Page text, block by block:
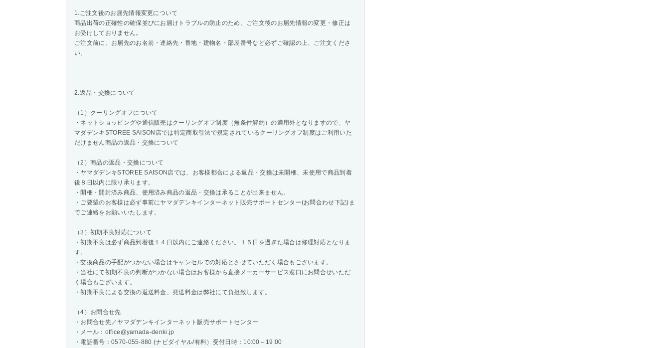
1.ご注文後のお届先情報変更について
商品出荷の正確性の確保並びにお届けトラブルの防止のため、ご注文後のお届先情報の変更・修正は
お受けしておりません。
ご注文前に、お届先のお名前・連絡先・番地・建物名・部屋番号など必ずご確認の上、ご注文くださ
い。
2.返品・交換について
（1）クーリングオフについて
・ネットショッピングや通信販売はクーリングオフ制度（無条件解約）の適用外となりますので、ヤ
マダデンキSTOREE SAISON店では特定商取引法で規定されているクーリングオフ制度はご利用いた
だけません商品の返品・交換について
（2）商品の返品・交換について
・ヤマダデンキSTOREE SAISON店では、お客様都合による返品・交換は未開梱、未使用で商品到着
後８日以内に限り承ります。
・開梱・開封済み商品、使用済み商品の返品・交換は承ることが出来ません。
・ご要望のお客様は必ず事前にヤマダデンキインターネット販売サポートセンター(お問合わせ下記)ま
でご連絡をお願いいたします。
（3）初期不良対応について
・初期不良は必ず商品到着後１４日以内にご連絡ください。１５日を過ぎた場合は修理対応となりま
す。
・交換商品の手配がつかない場合はキャンセルでの対応とさせていただく場合もございます。
・当社にて初期不良の判断がつかない場合はお客様から直接メーカーサービス窓口にお問合せいただ
く場合もございます。
・初期不良による交換の返送料金、発送料金は弊社にて負担致します。
（4）お問合せ先
・お問合せ先／ヤマダデンキインターネット販売サポートセンター
・メール：office@yamada-denki.jp
・電話番号：0570-055-880 (ナビダイヤル/有料）受付日時：10:00～19:00